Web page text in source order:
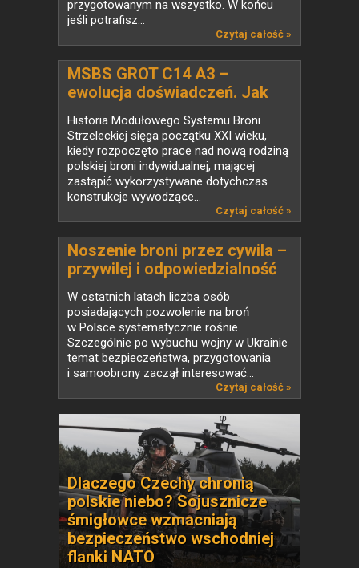
przygotowanym na wszystko. W końcu
jeśli potrafisz...
Czytaj całość »
MSBS GROT C14 A3 –
ewolucja doświadczeń. Jak
użytkownicy zmienili polski
karabinek
Historia Modułowego Systemu Broni
Strzeleckiej sięga początku XXI wieku,
kiedy rozpoczęto prace nad nową rodziną
polskiej broni indywidualnej, mającej
zastąpić wykorzystywane dotychczas
konstrukcje wywodzące...
Czytaj całość »
Noszenie broni przez cywila –
przywilej i odpowiedzialność
(cz.1)
W ostatnich latach liczba osób
posiadających pozwolenie na broń
w Polsce systematycznie rośnie.
Szczególnie po wybuchu wojny w Ukrainie
temat bezpieczeństwa, przygotowania
i samoobrony zaczął interesować...
Czytaj całość »
Dlaczego Czechy chronią
polskie niebo? Sojusznicze
śmigłowce wzmacniają
bezpieczeństwo wschodniej
flanki NATO